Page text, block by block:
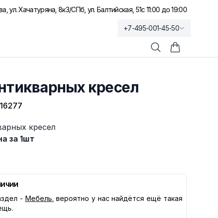
ул. Хачатуряна, 8к3/СПб, ул. Балтийская, 51с 11:00 до 19:00
+7-495-001-45-50
ПоискКорзина
кресел
кресел
за 1шт
- Мебель , вероятно у нас найдётся ещё такая